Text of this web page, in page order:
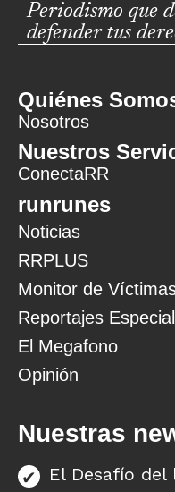
Periodismo que
defender tus
Quiénes
Nosotros
Nuestros
ConectaRR
runrunes
Noticias
RRPLUS
Monitor de
Reportajes
El Megafono
Opinión
Nuestras
El Desafío del